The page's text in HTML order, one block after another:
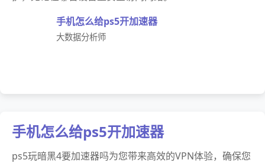
手机怎么给ps5开加速器
大数据分析师
手机怎么给ps5开加速器
ps5玩暗黑4要加速器吗为您带来高效的VPN体验，确保您